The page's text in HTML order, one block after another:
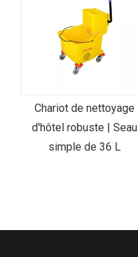
Chariot de nettoyage
d'hôtel robuste | Seau
simple de 36 L